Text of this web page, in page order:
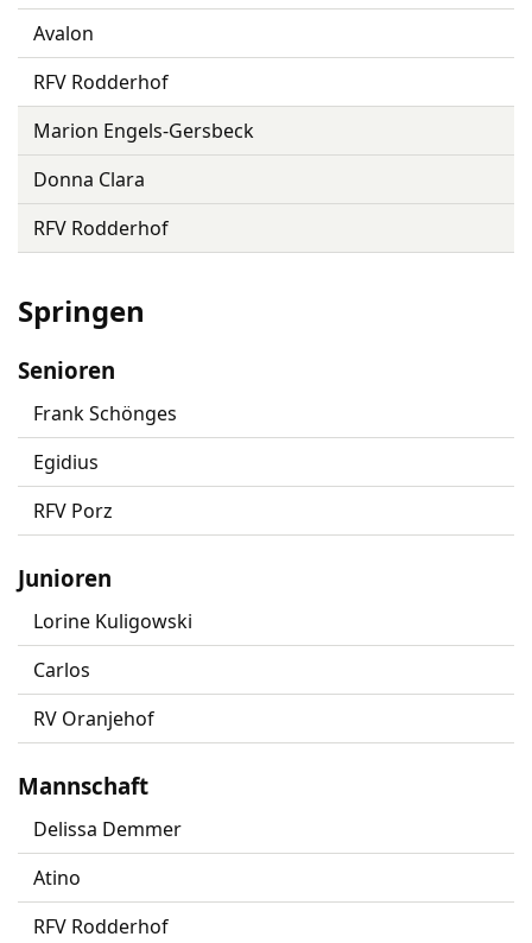
Avalon
RFV Rodderhof
Marion Engels-Gersbeck
Donna Clara
RFV Rodderhof
Springen
Senioren
Frank Schönges
Egidius
RFV Porz
Junioren
Lorine Kuligowski
Carlos
RV Oranjehof
Mannschaft
Delissa Demmer
Atino
RFV Rodderhof